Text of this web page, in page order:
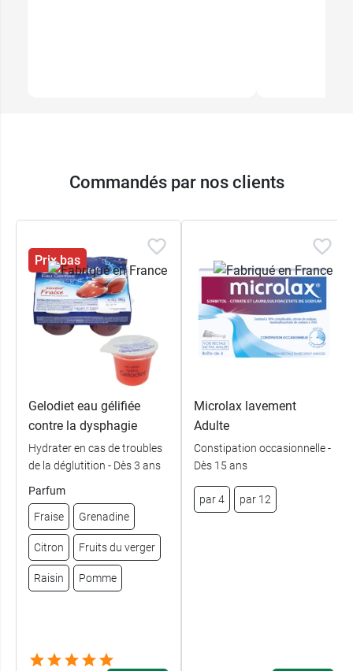
Commandés par nos clients
Prix bas
Gelodiet eau gélifiée
contre la dysphagie
Hydrater en cas de troubles
de la déglutition - Dès 3 ans
Parfum
Fraise Grenadine
Citron Fruits du verger
Raisin Pomme
Microlax lavement
Adulte
Constipation occasionnelle -
Dès 15 ans
par 4 par 12